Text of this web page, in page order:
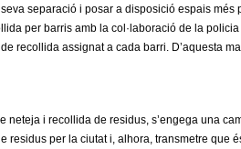
separació i posar a disposició espais
per barris amb la col·laboració de la
recollida assignat a cada barri. D’aquesta
i recollida de residus, s’engega una
per la ciutat i, alhora, transmetre